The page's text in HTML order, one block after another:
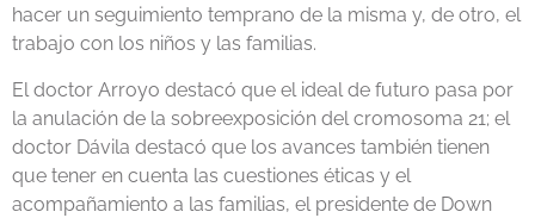
hacer un seguimiento temprano de la misma y, de otro, el
trabajo con los niños y las familias.
El doctor Arroyo destacó que el ideal de futuro pasa por
la anulación de la sobreexposición del cromosoma 21; el
doctor Dávila destacó que los avances también tienen
que tener en cuenta las cuestiones éticas y el
acompañamiento a las familias, el presidente de Down